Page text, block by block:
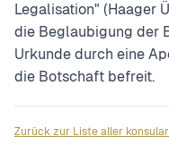
Legalisation" (Haager
die Beglaubigung der
Urkunde durch eine
die Botschaft befreit.
Zurück zur Liste aller